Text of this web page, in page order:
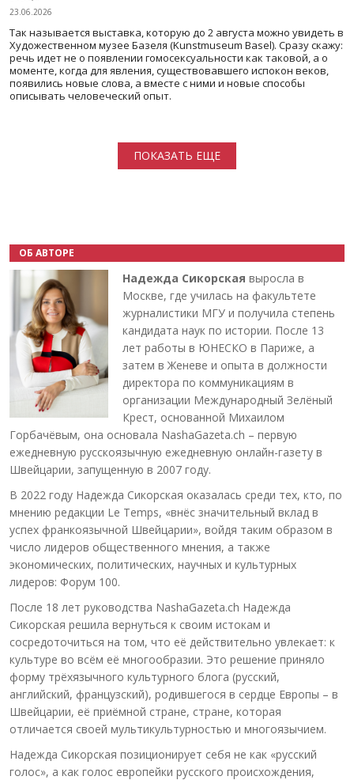
23.06.2026
Так называется выставка, которую до 2 августа можно увидеть в
Художественном музее Базеля (Kunstmuseum Basel). Сразу скажу:
речь идет не о появлении гомосексуальности как таковой, а о
моменте, когда для явления, существовавшего испокон веков,
появились новые слова, а вместе с ними и новые способы
описывать человеческий опыт.
ПОКАЗАТЬ ЕЩЕ
ОБ АВТОРЕ
Надежда Сикорская выросла в
Москве, где училась на факультете
журналистики МГУ и получила степень
кандидата наук по истории. После 13
лет работы в ЮНЕСКО в Париже, а
затем в Женеве и опыта в должности
директора по коммуникациям в
организации Международный Зелёный
Крест, основанной Михаилом
Горбачёвым, она основала NashaGazeta.ch – первую
ежедневную русскоязычную ежедневную онлайн-газету в
Швейцарии, запущенную в 2007 году.
В 2022 году Надежда Сикорская оказалась среди тех, кто, по
мнению редакции Le Temps, «внёс значительный вклад в
успех франкоязычной Швейцарии», войдя таким образом в
число лидеров общественного мнения, а также
экономических, политических, научных и культурных
лидеров: Форум 100.
После 18 лет руководства NashaGazeta.ch Надежда
Сикорская решила вернуться к своим истокам и
сосредоточиться на том, что её действительно увлекает: к
культуре во всём её многообразии. Это решение приняло
форму трёхязычного культурного блога (русский,
английский, французский), родившегося в сердце Европы – в
Швейцарии, её приёмной стране, стране, которая
отличается своей мультикультурностью и многоязычием.
Надежда Сикорская позиционирует себя не как «русский
голос», а как голос европейки русского происхождения,